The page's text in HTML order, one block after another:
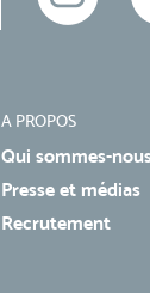
A PROPOS
Qui sommes-
Presse et médias
Recrutement